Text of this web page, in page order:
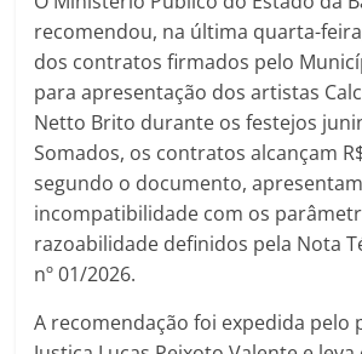
recomendou, na última quarta-
dos contratos firmados pelo
para apresentação dos artistas
Netto Brito durante os festejos
Somados, os contratos alcançam
segundo o documento, apresentam
incompatibilidade com os
razoabilidade definidos pela Nota
nº 01/2026.
A recomendação foi expedida